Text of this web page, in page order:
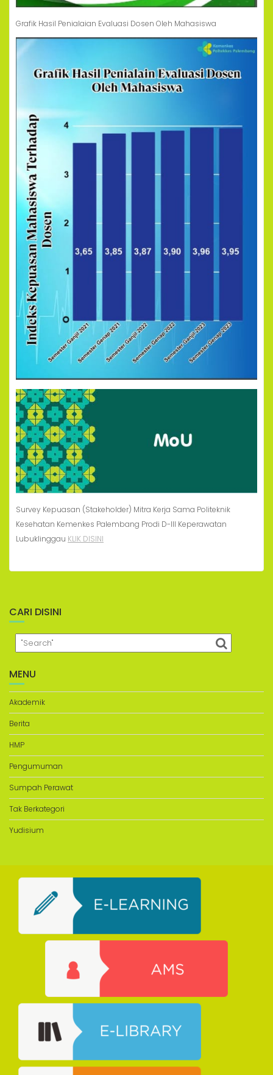
Grafik Hasil Penialaian Evaluasi Dosen Oleh Mahasiswa
Survey Kepuasan (Stakeholder) Mitra Kerja Sama Politeknik
Kesehatan Kemenkes Palembang Prodi D-III Keperawatan
Lubuklinggau KLIK DISINI
CARI DISINI
MENU
Akademik
Berita
HMP
Pengumuman
Sumpah Perawat
Tak Berkategori
Yudisium